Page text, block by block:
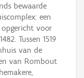
bewaarde
een
opgericht voor
Tussen 1519
van de
van Rombout